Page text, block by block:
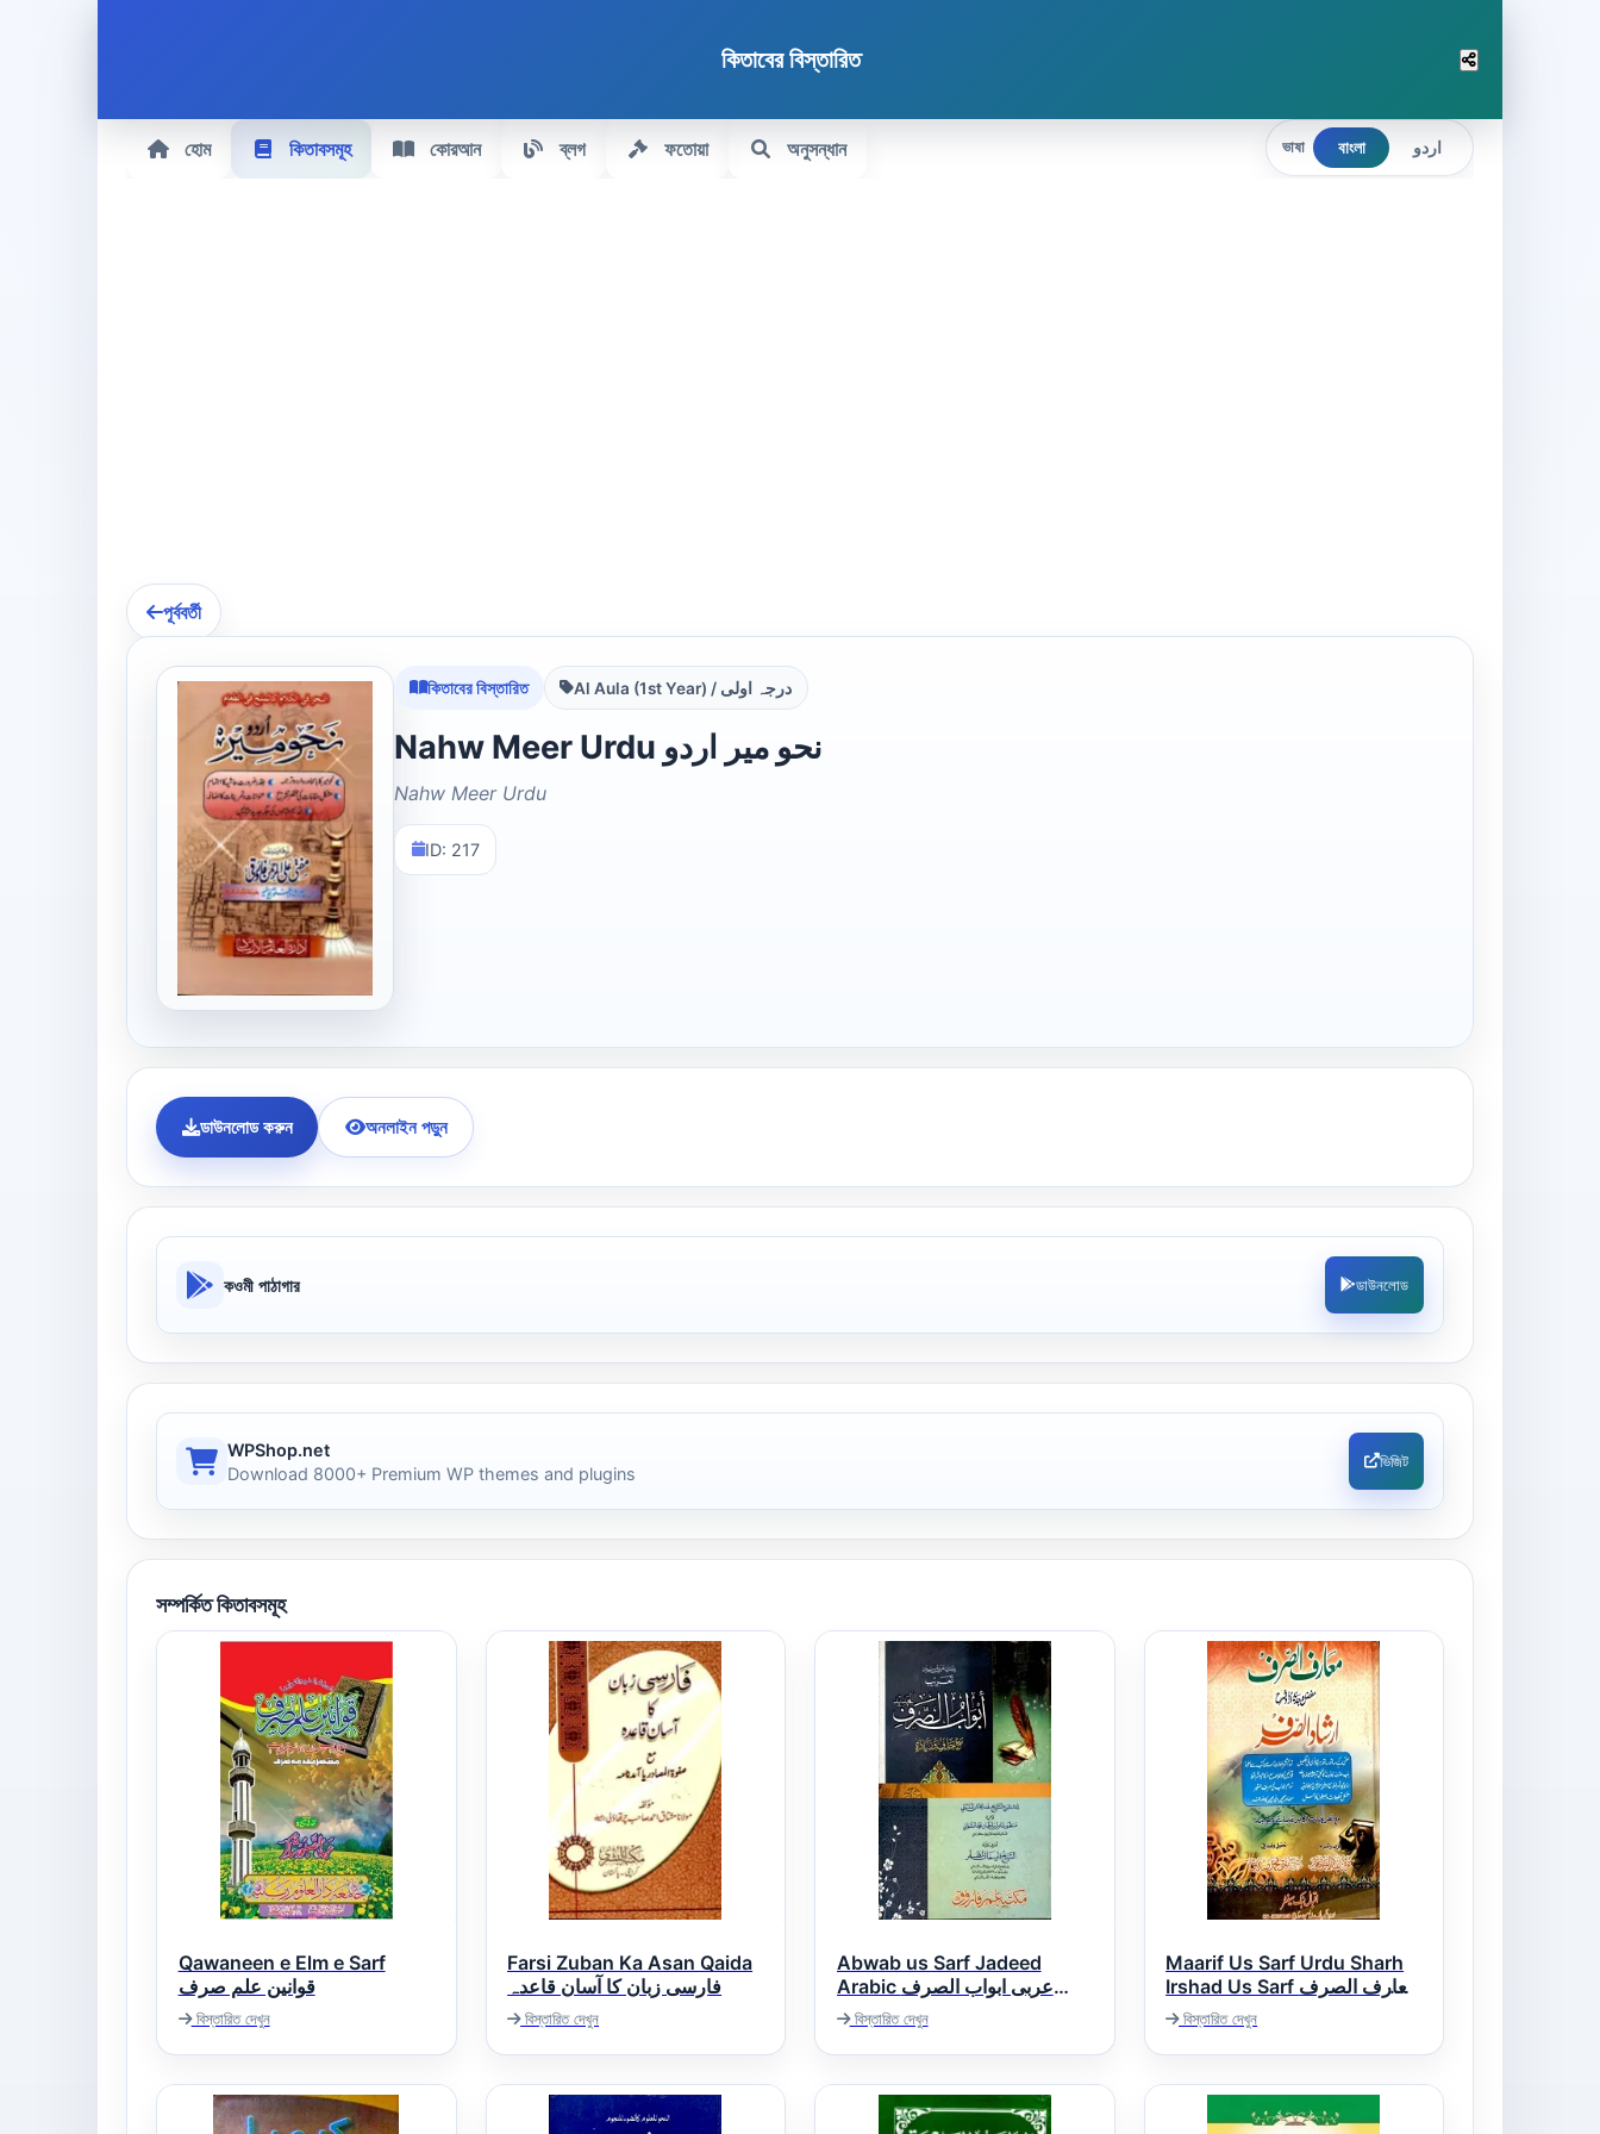
কিতাবের বিস্তারিত
হোম কিতাবসমূহ কোরআন ব্লগ ফতোয়া অনুসন্ধান ভাষা বাংলা اردو
পূর্ববর্তী
কিতাবের বিস্তারিত Al Aula (1st Year) / درجہ اولی
Nahw Meer Urdu نحو میر اردو
Nahw Meer Urdu
ID: 217
ডাউনলোড করুন অনলাইন পড়ুন
কওমী পাঠাগার ডাউনলোড
WPShop.net
Download 8000+ Premium WP themes and plugins
ভিজিট
সম্পর্কিত কিতাবসমূহ
Qawaneen e Elm e Sarf
قوانین علم صرف
বিস্তারিত দেখুন
Farsi Zuban Ka Asan Qaida
فارسی زبان کا آسان قاعدہ
বিস্তারিত দেখুন
Abwab us Sarf Jadeed
Arabic عربی ابواب الصرف
جدید
বিস্তারিত দেখুন
Maarif Us Sarf Urdu Sharh
Irshad Us Sarf معارف الصرف
اردو شرح ارشاد الصرف
বিস্তারিত দেখুন